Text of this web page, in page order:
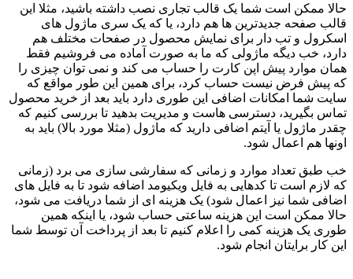
حالا ممکن است شما یک قالب تجاری نصب داشته باشید، مثلا این
قالب صفحه جدیدترین ها هم دارد، یا که یک سری ماژول های
اسکرول و تب دار برای نمایش محصول در صفحات مختلف هم
دارد، خب دیگه ماژولی که ما به صورت آماده می فروشیم فقط
همان موارد پیش اپن کارت را حساب می کند و نمی توان چیزی را
که پیش فرض نیست حساب کرد، برای همین این طور مواقع که
سایت شما امکانات اضافی این طوری دارد باید بعد از خرید محصول
تماس بگیرید، دسترسی هاست و مدیریت بدهید تا بررسی کنیم که
چقدر ماژول یا آیتم اضافی دارید که ماژول (مثلا مورد بالا) باید به
اونها هم اعمال شود.
خب طبق تعداد موارد و زمانی که سفارشی سازی می برد (زمانی
که لازم است تا کدهایی به فایل ویکیومد اضافه شود تا به فایل های
اضافی شما نیز اعمال شود) یک هزینه ای از شما دریافت می شود،
حالا ممکن است این هزینه ساعتی حساب شود، یا اینکه همین
طوری یک هزینه کمی را اعلام کنیم تا بعد از پرداخت آن توسط شما
این کار برایتان انجام شود.